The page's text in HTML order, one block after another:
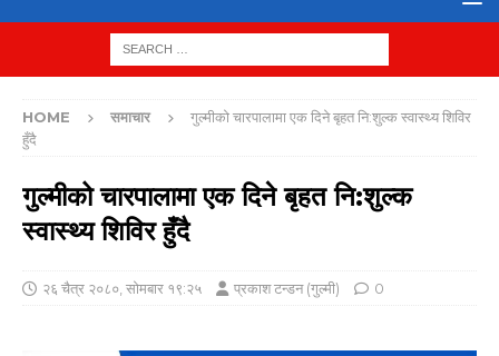
HOME समाचार
गुल्मीको चारपालामा एक दिने बृहत नि:शुल्क स्वास्थ्य शिविर
हुँदै
गुल्मीको चारपालामा एक दिने बृहत नि:शुल्क
स्वास्थ्य शिविर हुँदै
२६ चैत्र २०८०, सोमबार १९:२५ प्रकाश टन्डन (गुल्मी) 0